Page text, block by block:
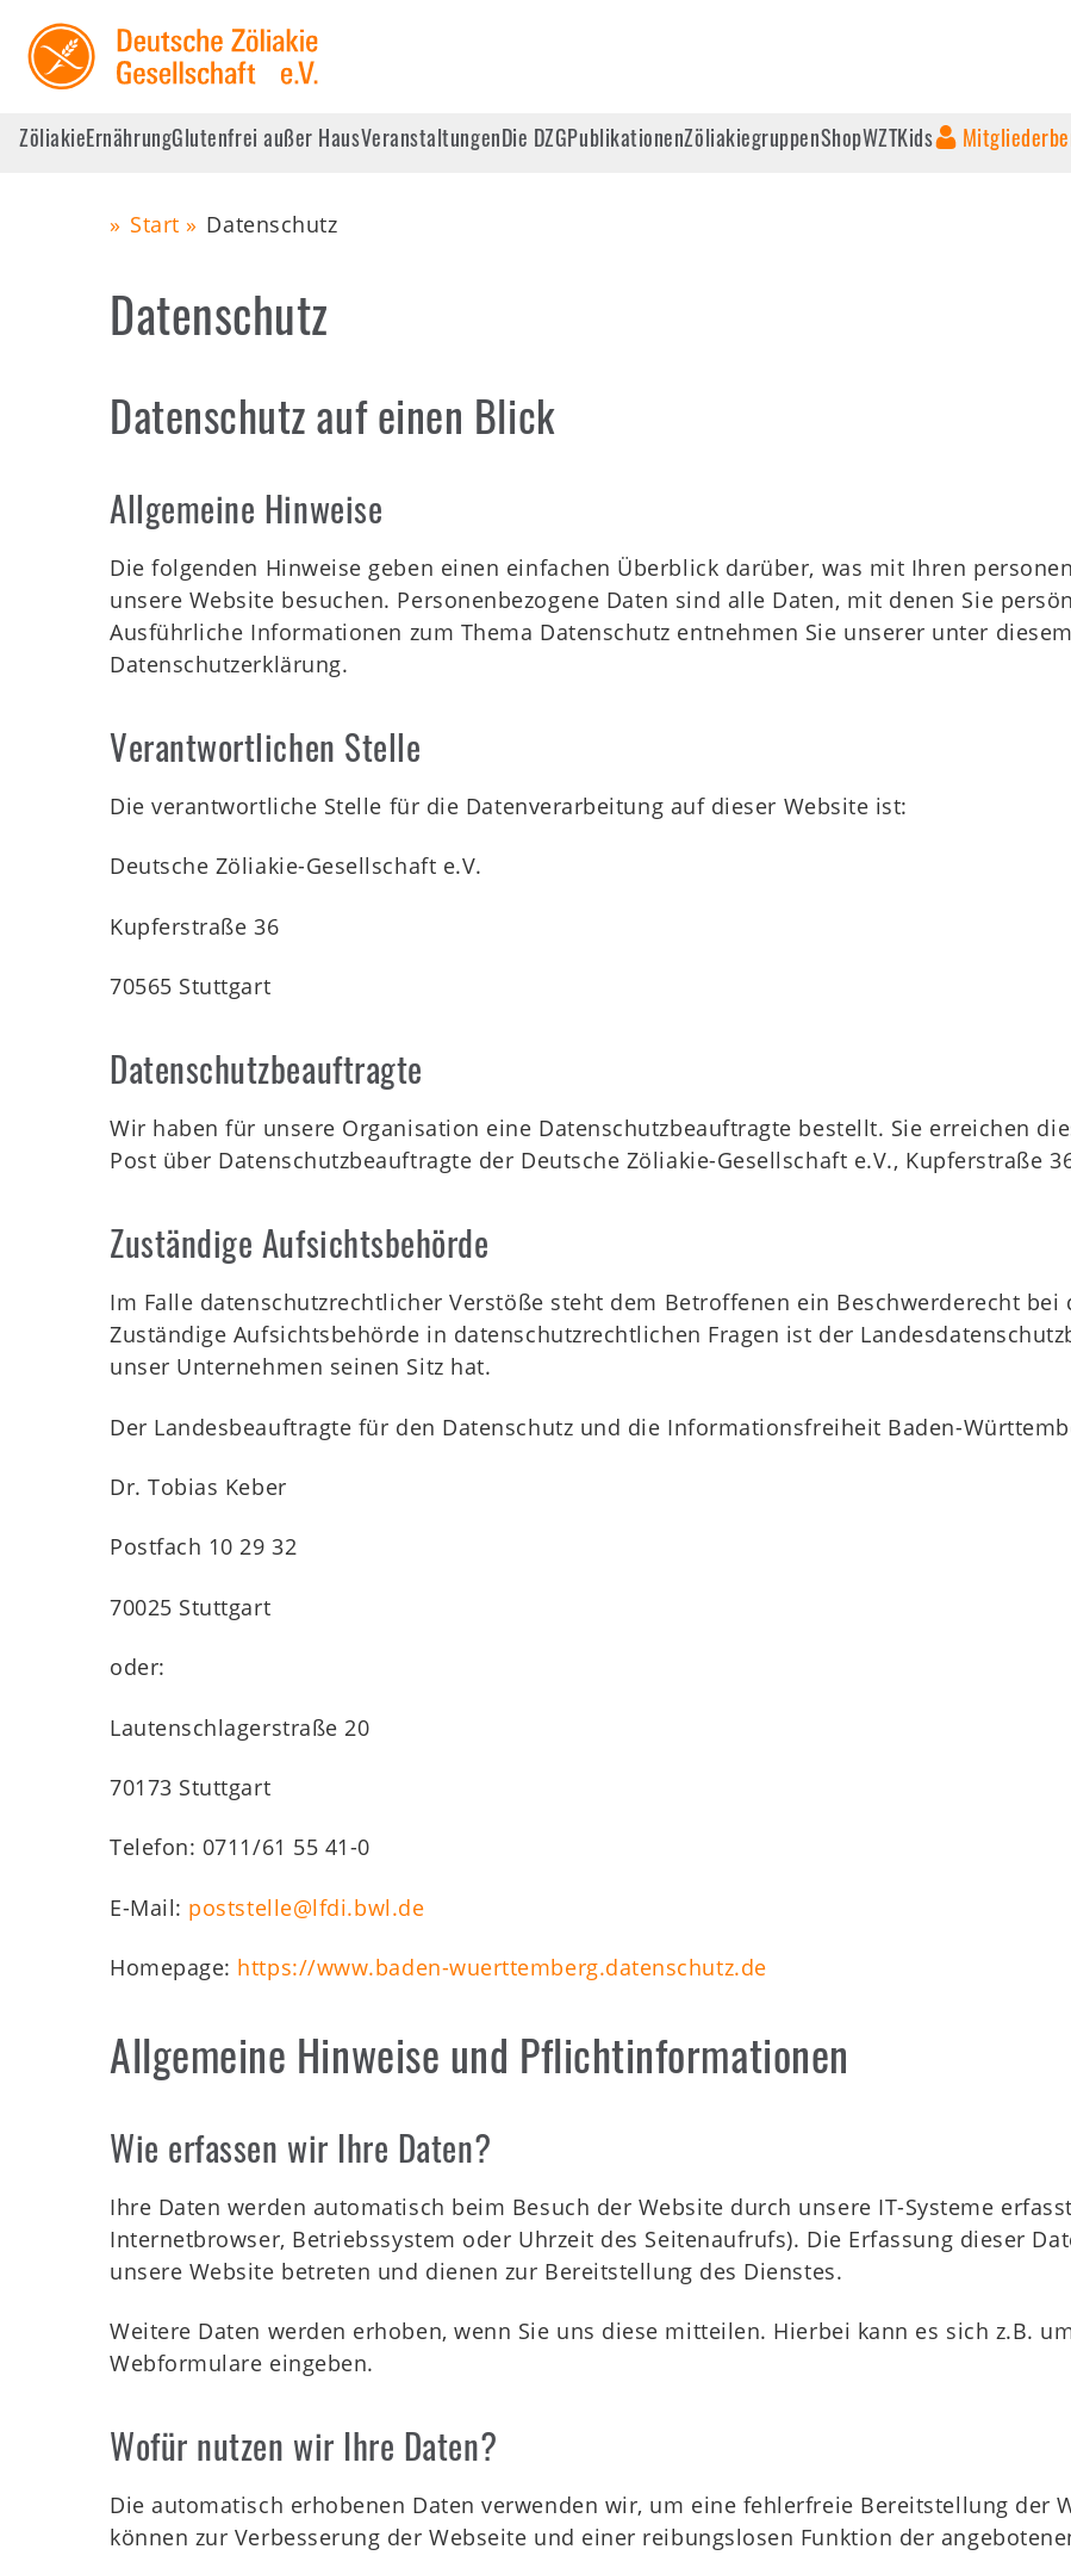
main
navigation
ZöliakieErnährungGlutenfrei außer HausVeranstaltungenDie DZGPublikationenZöliakiegruppenShopWZTKids
Zöliakie
Ernährung
Glutenfrei außer Haus
Veranstaltungen
Die DZG
Zöliakiegruppen
Shop
WZT
Kids
Mitgliederbereich
Pfadnavigation
Start Datenschutz
Datenschutz
Datenschutz auf einen Blick
Allgemeine Hinweise
Die folgenden Hinweise geben einen einfachen Überblick darüber, was mit Ihren
unsere Website besuchen. Personenbezogene Daten sind alle Daten, mit denen Sie
Ausführliche Informationen zum Thema Datenschutz entnehmen Sie unserer unter
Datenschutzerklärung.
Verantwortlichen Stelle
Die verantwortliche Stelle für die Datenverarbeitung auf dieser Website ist:
Deutsche Zöliakie-Gesellschaft e.V.
Kupferstraße 36
70565 Stuttgart
Datenschutzbeauftragte
Wir haben für unsere Organisation eine Datenschutzbeauftragte bestellt. Sie erreichen
Post über Datenschutzbeauftragte der Deutsche Zöliakie-Gesellschaft e.V., Kupferstraße
Zuständige Aufsichtsbehörde
Im Falle datenschutzrechtlicher Verstöße steht dem Betroffenen ein Beschwerderecht
Zuständige Aufsichtsbehörde in datenschutzrechtlichen Fragen ist der
unser Unternehmen seinen Sitz hat.
Der Landesbeauftragte für den Datenschutz und die Informationsfreiheit Baden-
Dr. Tobias Keber
Postfach 10 29 32
70025 Stuttgart
oder:
Lautenschlagerstraße 20
70173 Stuttgart
Telefon: 0711/61 55 41-0
E-Mail: poststelle@lfdi.bwl.de
Homepage: https://www.baden-wuerttemberg.datenschutz.de
Allgemeine Hinweise und Pflichtinformationen
Wie erfassen wir Ihre Daten?
Ihre Daten werden automatisch beim Besuch der Website durch unsere IT-Systeme
Internetbrowser, Betriebssystem oder Uhrzeit des Seitenaufrufs). Die Erfassung dieser
unsere Website betreten und dienen zur Bereitstellung des Dienstes.
Weitere Daten werden erhoben, wenn Sie uns diese mitteilen. Hierbei kann es sich z.B.
Webformulare eingeben.
Wofür nutzen wir Ihre Daten?
Die automatisch erhobenen Daten verwenden wir, um eine fehlerfreie Bereitstellung der
können zur Verbesserung der Webseite und einer reibungslosen Funktion der